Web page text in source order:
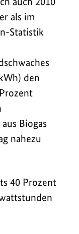
als im
Statistik
den
Biogas
nahezu
40 Prozent